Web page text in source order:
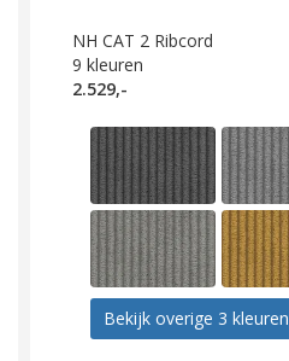
NH CAT 2 Ribcord
9 kleuren
2.529,-
Bekijk overige 3 kleuren